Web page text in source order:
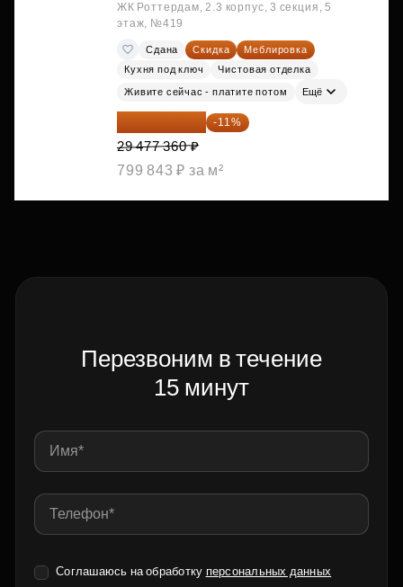
ЖК Роттердам, 2.3 корпус, 3 секция, 5
этаж, №419
Сдана Скидка
Меблировка
Кухня под ключ
Чистовая отделка
Живите сейчас - платите потом Ещё
26 234 850 ₽ -11%
29 477 360 ₽
799 843 ₽ за м²
Перезвоним в течение
15 минут
Соглашаюсь на обработку персональных данных